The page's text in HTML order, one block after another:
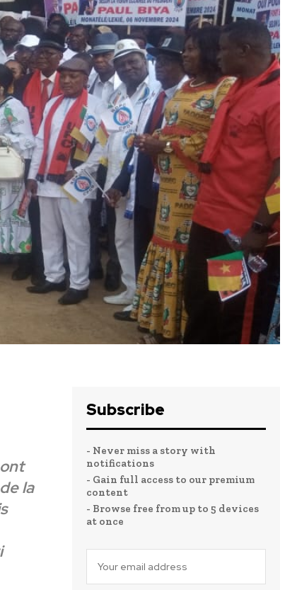
la
Subscribe
- Never miss a story with
notifications
- Gain full access to our premium
content
- Browse free from up to 5 devices
at once